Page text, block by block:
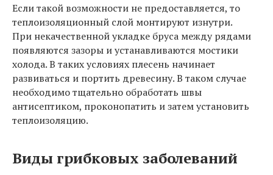
Если такой возможности не предоставляется, то
теплоизоляционный слой монтируют изнутри.
При некачественной укладке бруса между рядами
появляются зазоры и устанавливаются мостики
холода. В таких условиях плесень начинает
развиваться и портить древесину. В таком случае
необходимо тщательно обработать швы
антисептиком, проконопатить и затем установить
теплоизоляцию.
Виды грибковых заболеваний